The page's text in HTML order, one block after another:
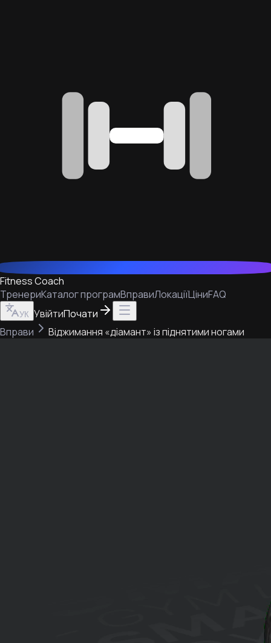
Fitness Coach
ТренериКаталог програмВправиЛокаціїЦіниFAQ
УК УвійтиПочати
Вправи
Віджимання «діамант» із піднятими ногами